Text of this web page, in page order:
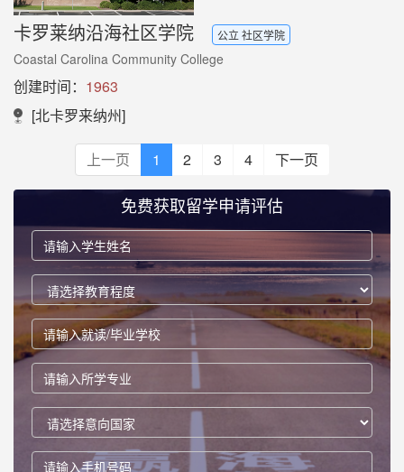
卡罗莱纳沿海社区学院 公立 社区学院
Coastal Carolina Community College
创建时间： 1963
[北卡罗来纳州]
上一页 1 2 3 4 下一页
免费获取留学申请评估